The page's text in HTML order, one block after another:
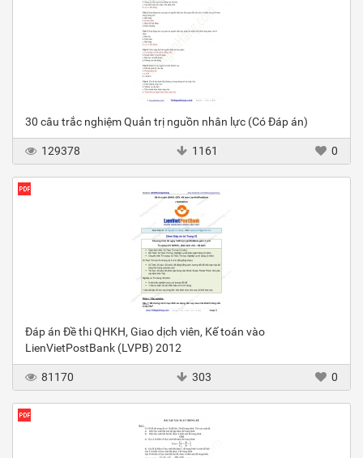
30 câu trắc nghiệm Quản trị nguồn nhân lực (Có Đáp án)
129378 1161 0
Đáp án Đề thi QHKH, Giao dịch viên, Kế toán vào
LienVietPostBank (LVPB) 2012
81170 303 0